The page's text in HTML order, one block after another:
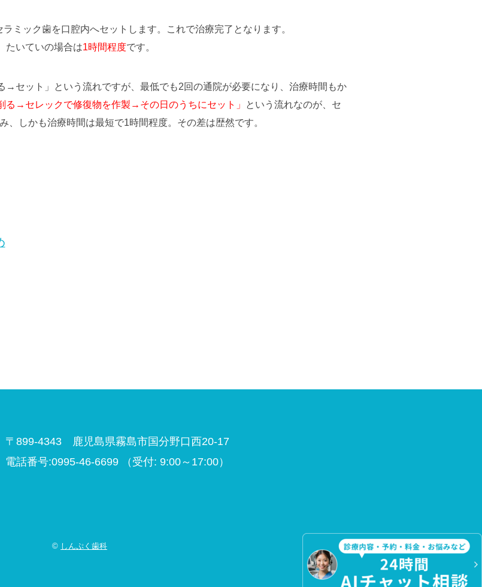
ミック歯を口腔内へセットします。これで治療完了となります。
たいていの場合は1時間程度です。
セット」という流れですが、最低でも2回の通院が必要になり、治療時間もか
る→セレックで修復物を作製→その日のうちにセット」
という流れなのが、セ
、しかも治療時間は最短で1時間程度。その差は歴然です。
〒899-4343 鹿児島県霧島市国分野口西20-17
電話番号:0995-46-6699
（受付: 9:00～17:00）
© しんぷく歯科